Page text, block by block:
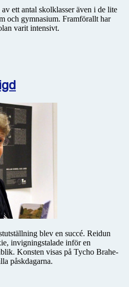
ett antal skolklasser även i de lite
och gymnasium. Framförallt har
varit intensivt.
blev en succé. Reidun
invigningstalade inför en
Konsten visas på Tycho Brahe-
påskdagarna.